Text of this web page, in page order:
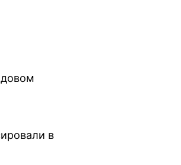
в